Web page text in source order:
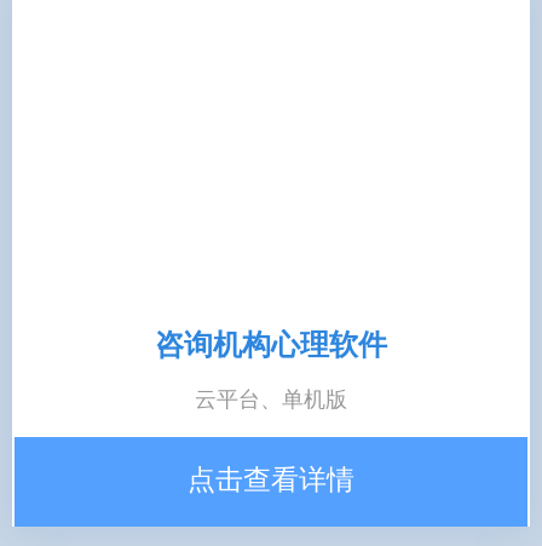
咨询机构心理软件
云平台、单机版
点击查看详情